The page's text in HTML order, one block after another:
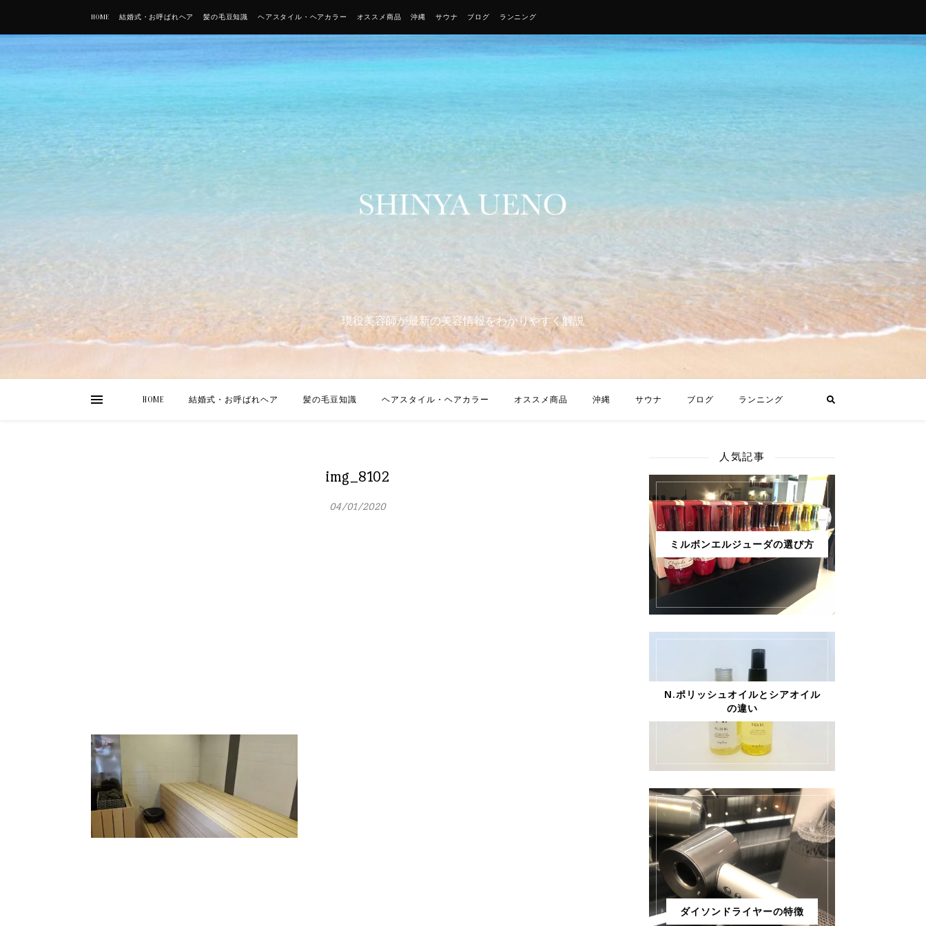
HOME 結婚式・お呼ばれヘア 髪の毛豆知識 ヘアスタイル・ヘアカラー オススメ商品 沖縄 サウナ ブログ ランニング
現役美容師が最新の美容情報をわかりやすく解説
HOME 結婚式・お呼ばれヘア 髪の毛豆知識 ヘアスタイル・ヘアカラー オススメ商品 沖縄 サウナ ブログ ランニング
img_8102
04/01/2020
人気記事
ミルボンエルジューダの選び方
N.ポリッシュオイルとシアオイル
の違い
ダイソンドライヤーの特徴